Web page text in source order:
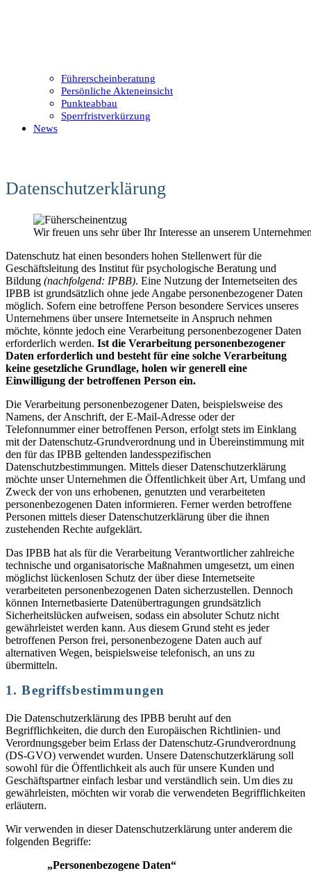
Führerscheinberatung
Persönliche Akteneinsicht
Punkteabbau
Sperrfristverkürzung
News
Datenschutzerklärung
Wir freuen uns sehr über Ihr Interesse an unserem
Datenschutz hat einen besonders hohen Stellenwert für die
Geschäftsleitung des Institut für psychologische Beratung und
Bildung (nachfolgend: IPBB). Eine Nutzung der Internetseiten des
IPBB ist grundsätzlich ohne jede Angabe personenbezogener Daten
möglich. Sofern eine betroffene Person besondere Services unseres
Unternehmens über unsere Internetseite in Anspruch nehmen
möchte, könnte jedoch eine Verarbeitung personenbezogener Daten
erforderlich werden. Ist die Verarbeitung personenbezogener
Daten erforderlich und besteht für eine solche Verarbeitung
keine gesetzliche Grundlage, holen wir generell eine
Einwilligung der betroffenen Person ein.
Die Verarbeitung personenbezogener Daten, beispielsweise des
Namens, der Anschrift, der E-Mail-Adresse oder der
Telefonnummer einer betroffenen Person, erfolgt stets im Einklang
mit der Datenschutz-Grundverordnung und in Übereinstimmung mit
den für das IPBB geltenden landesspezifischen
Datenschutzbestimmungen. Mittels dieser Datenschutzerklärung
möchte unser Unternehmen die Öffentlichkeit über Art, Umfang und
Zweck der von uns erhobenen, genutzten und verarbeiteten
personenbezogenen Daten informieren. Ferner werden betroffene
Personen mittels dieser Datenschutzerklärung über die ihnen
zustehenden Rechte aufgeklärt.
Das IPBB hat als für die Verarbeitung Verantwortlicher zahlreiche
technische und organisatorische Maßnahmen umgesetzt, um einen
möglichst lückenlosen Schutz der über diese Internetseite
verarbeiteten personenbezogenen Daten sicherzustellen. Dennoch
können Internetbasierte Datenübertragungen grundsätzlich
Sicherheitslücken aufweisen, sodass ein absoluter Schutz nicht
gewährleistet werden kann. Aus diesem Grund steht es jeder
betroffenen Person frei, personenbezogene Daten auch auf
alternativen Wegen, beispielsweise telefonisch, an uns zu
übermitteln.
1. Begriffsbestimmungen
Die Datenschutzerklärung des IPBB beruht auf den
Begrifflichkeiten, die durch den Europäischen Richtlinien- und
Verordnungsgeber beim Erlass der Datenschutz-Grundverordnung
(DS-GVO) verwendet wurden. Unsere Datenschutzerklärung soll
sowohl für die Öffentlichkeit als auch für unsere Kunden und
Geschäftspartner einfach lesbar und verständlich sein. Um dies zu
gewährleisten, möchten wir vorab die verwendeten Begrifflichkeiten
erläutern.
Wir verwenden in dieser Datenschutzerklärung unter anderem die
folgenden Begriffe:
„Personenbezogene Daten“